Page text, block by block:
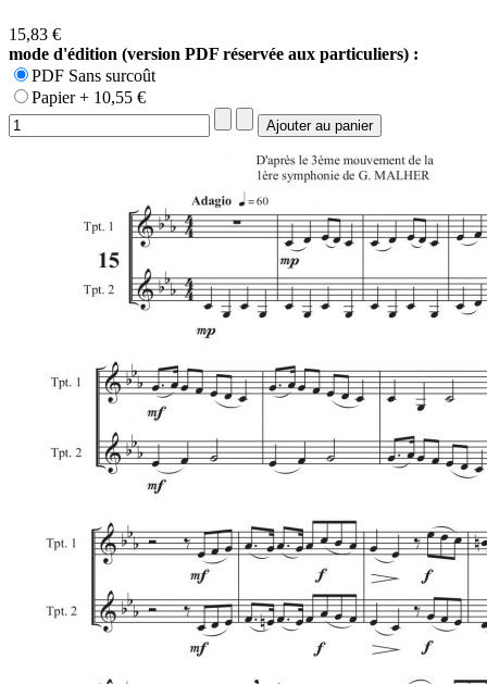
15,83 €
mode d'édition (version PDF réservée aux particuliers) :
PDF Sans surcoût
Papier + 10,55 €